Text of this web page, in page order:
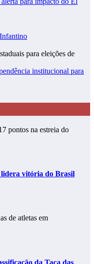
institucional para
lidera vitória do Brasil
da Taça das